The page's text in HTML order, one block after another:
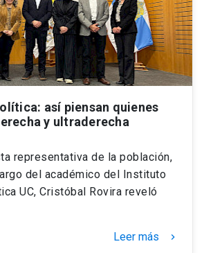
así piensan quienes
y ultraderecha
representativa de la población,
del académico del Instituto
UC, Cristóbal Rovira reveló
Leer más keyboard_arrow_right